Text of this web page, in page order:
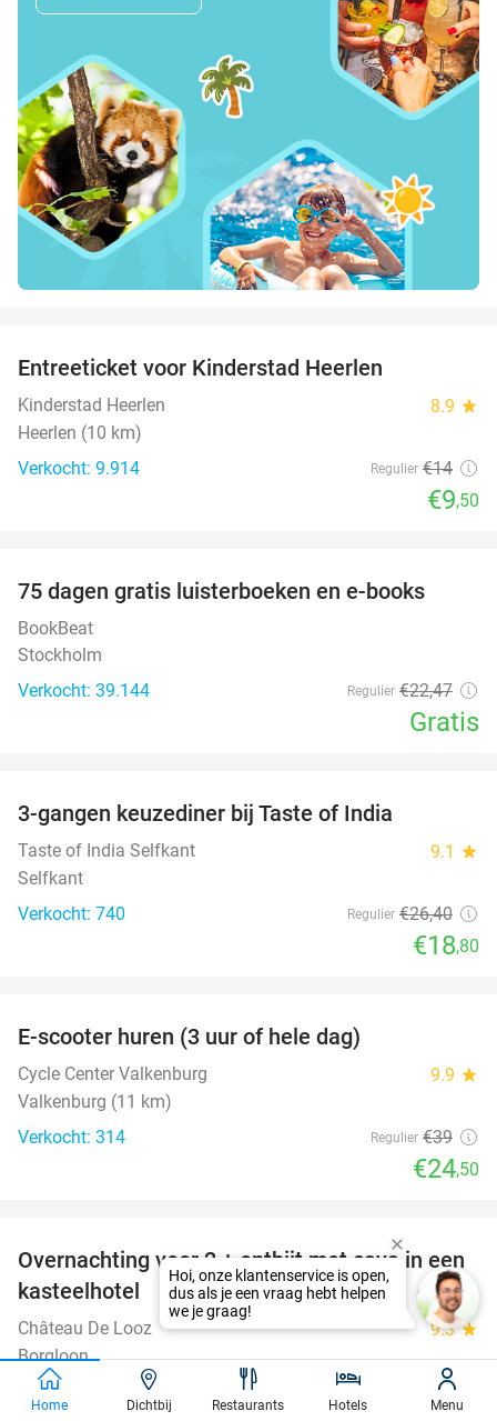
Entreeticket voor Kinderstad Heerlen
Kinderstad Heerlen 8.9 star
Heerlen (10 km)
Verkocht: 9.914
Regulier €14
€9,50
75 dagen gratis luisterboeken en e-books
BookBeat
Stockholm
Verkocht: 39.144
Regulier €22,47
Gratis
3-gangen keuzediner bij Taste of India
Taste of India Selfkant 9.1 star
Selfkant
Verkocht: 740
Regulier €26,40
€18,80
E-scooter huren (3 uur of hele dag)
Cycle Center Valkenburg 9.9 star
Valkenburg (11 km)
Verkocht: 314
Regulier €39
€24,50
48%
Overnachting voor 2 + ontbijt met cava in een
kasteelhotel
Château De Looz 9.3star
Borgloon
Verkocht: 130
€180
Home Dichtbij Restaurants Hotels Menu